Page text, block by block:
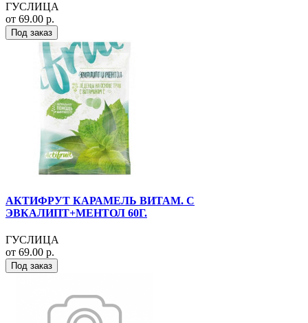
ГУСЛИЦА
от 69.00 р.
Под заказ
АКТИФРУТ КАРАМЕЛЬ ВИТАМ. С
ЭВКАЛИПТ+МЕНТОЛ 60Г.
ГУСЛИЦА
от 69.00 р.
Под заказ